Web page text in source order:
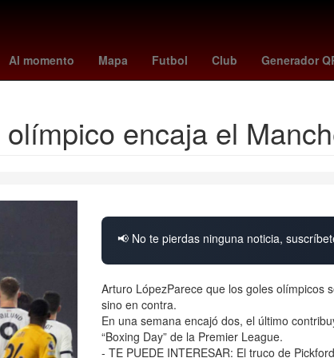
Al momento Mapa Futbol Club Generador
Rosario Aguascalientes San Luis Potosí Gobierno
encaja el
📢 No te pierdas ninguna noticia,
Arturo LópezParece que los goles olímpicos
sino en contra.
En una semana encajó dos, el último
“Boxing Day” de la Premier League.
- TE PUEDE INTERESAR: El truco de